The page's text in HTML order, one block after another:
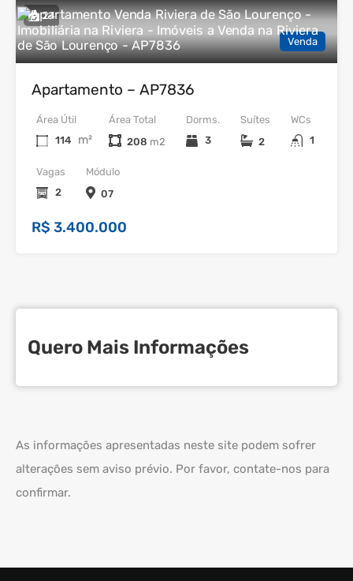
24
Venda
Apartamento – AP7836
Dorms.
3
WCs
1
Área Útil
114
m²
Vagas
2
Área Total
208
Suítes
2
Módulo
07
R$ 3.400.000
Quero Mais Informações
As informações apresentadas neste site podem sofrer
alterações sem aviso prévio. Por favor, contate-nos para
confirmar.